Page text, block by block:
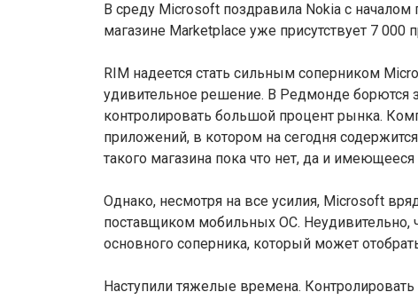
В среду Microsoft поздравила Nokia с началом
магазине Marketplace уже присутствует 7 000
RIM надеется стать сильным соперником
удивительное решение. В Редмонде борются
контролировать большой процент рынка.
приложений, в котором на сегодня
такого магазина пока что нет, да и
Однако, несмотря на все усилия, Microsoft
поставщиком мобильных ОС. Неудивительно,
основного соперника, который может
Наступили тяжелые времена.